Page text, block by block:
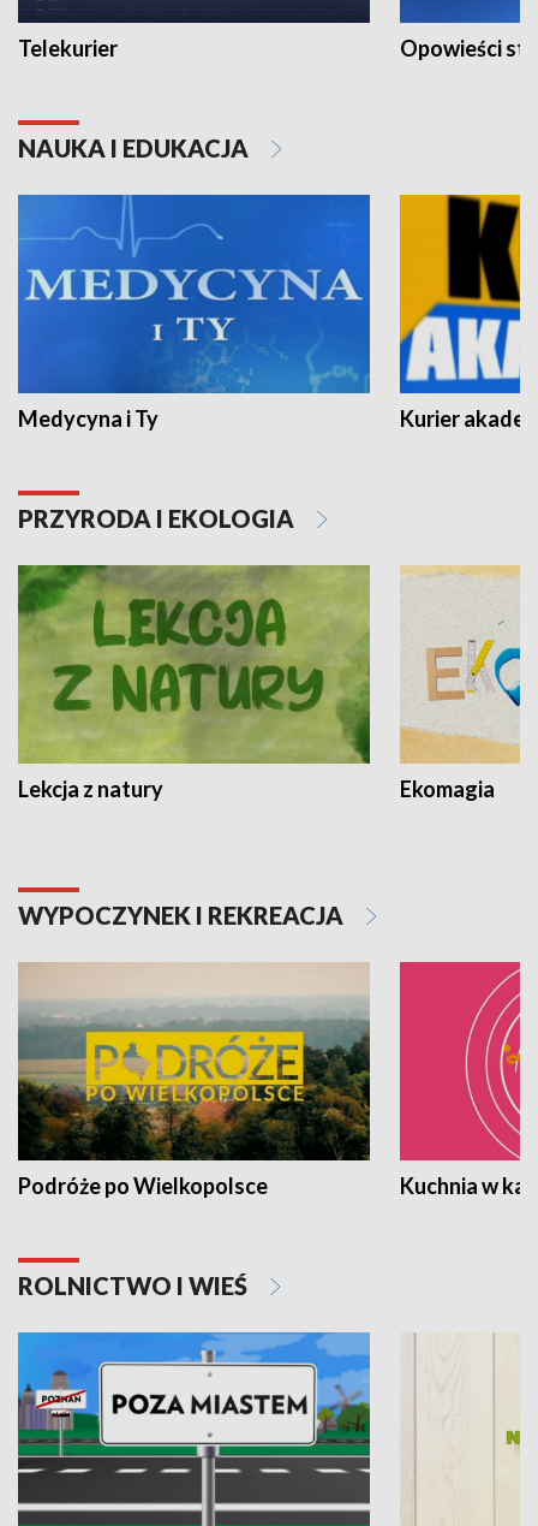
Telekurier Opowieści
NAUKA I EDUKACJA
Medycyna i Ty Kurier
PRZYRODA I EKOLOGIA
Lekcja z natury Ekomagia
WYPOCZYNEK I REKREACJA
Podróże po Wielkopolsce Kuchnia w
ROLNICTWO I WIEŚ